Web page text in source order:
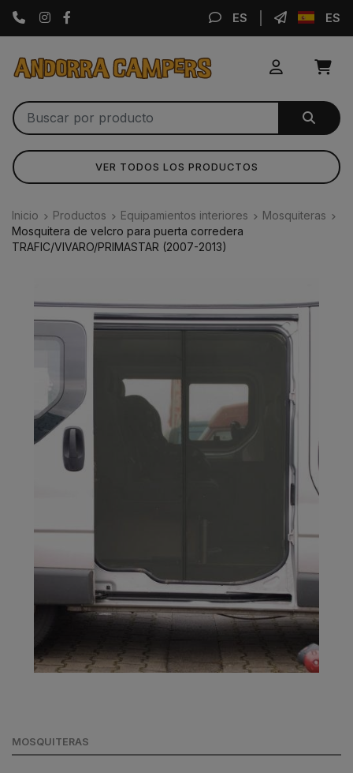
Instagram ES ES
VER TODOS LOS PRODUCTOS
Inicio Productos Equipamientos interiores
Mosquiteras
Mosquitera de velcro para puerta corredera
TRAFIC/VIVARO/PRIMASTAR (2007-2013)
MOSQUITERAS